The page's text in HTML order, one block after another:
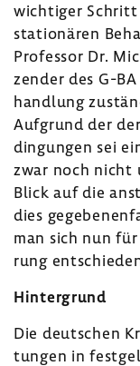
wich­tiger Schritt
statio­nären
Professor Dr.
zender des G-
hand­lung
Aufgrund der
din­gungen sei
zwar noch nicht
Blick auf die
dies
man sich nun
rung
Hinter­grund
Die deut­schen
tungen in